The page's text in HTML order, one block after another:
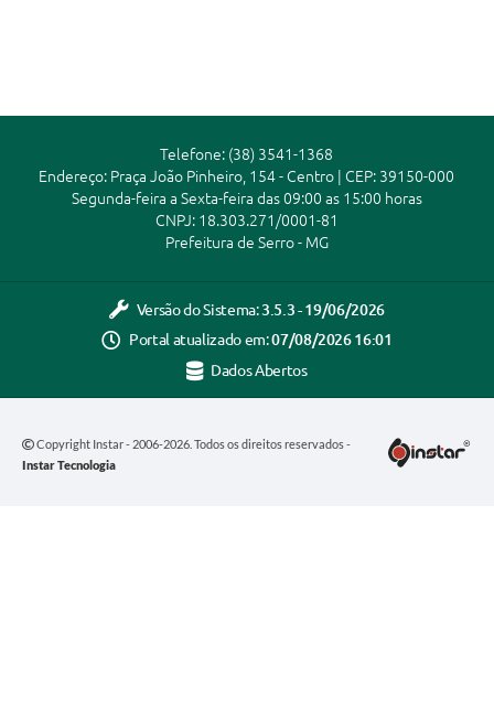
Telefone: (38) 3541-1368
Endereço: Praça João Pinheiro, 154 - Centro | CEP: 39150-000
Segunda-feira a Sexta-feira das 09:00 as 15:00 horas
CNPJ: 18.303.271/0001-81
Prefeitura de Serro - MG
Versão do Sistema:3.5.3 - 19/06/2026
Portal atualizado em:07/08/2026 16:01
Dados Abertos
Copyright Instar - 2006-2026. Todos os direitos reservados -
Instar Tecnologia